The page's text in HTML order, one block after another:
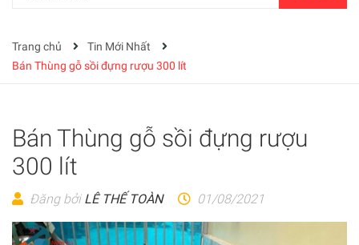
Trang chủ
Tin Mới Nhất
Bán Thùng gỗ sồi đựng rượu 300 lít
Bán Thùng gỗ sồi đựng rượu
300 lít
Đăng bởi LÊ THẾ TOÀN 01/08/2021